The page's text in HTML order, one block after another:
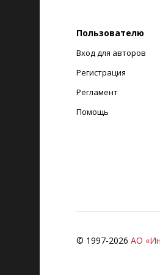
Пользователю
Вход для авторов
Регистрация
Регламент
Помощь
© 1997-2026 АО